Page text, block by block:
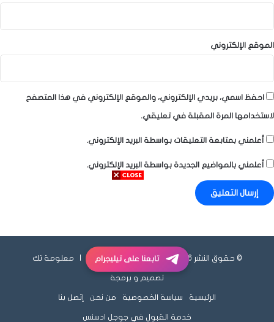
الموقع الإلكتروني
احفظ اسمي، بريدي الإلكتروني، والموقع الإلكتروني في هذا المتصفح
لاستخدامها المرة المقبلة في تعليقي.
أعلمني بمتابعة التعليقات بواسطة البريد الإلكتروني.
أعلمني بالمواضيع الجديدة بواسطة البريد الإلكتروني.
© حقوق النشر 2026، جميع الحقوق محفوظة | معلومة تك
تصميم و برمجة
الرئيسية سياسة الخصوصية من نحن إتصل بنا
خدمة القبول في جوجل ادسنس
تابعنا على تيليجرام